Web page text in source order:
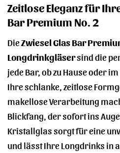
Zeitlose Eleganz für
Bar Premium No. 2
DieZwiesel Glas Bar
Longdrinkgläsersind die
jede Bar, ob zu Hause oder
Ihre schlanke, zeitlose
makellose Verarbeitung
Blickfang, der sofort ins
Kristallglas sorgt für eine
und lässt Ihre Longdrinks in